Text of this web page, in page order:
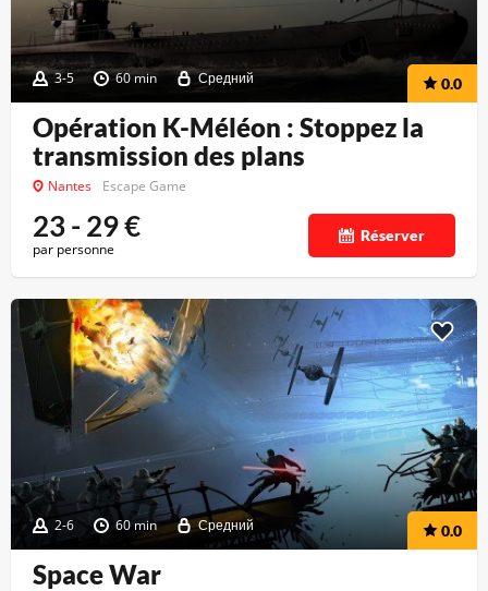
3-5 60 min Средний 0.0
Opération K-Méléon : Stoppez la
transmission des plans
Nantes Escape Game
23 - 29€
par personne
Réserver
2-6 60 min Средний 0.0
Space War